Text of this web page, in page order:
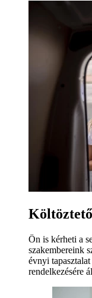
Ön is kérheti a
szakembereink
évnyi
rendelkezésére